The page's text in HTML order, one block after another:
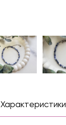
Характеристики